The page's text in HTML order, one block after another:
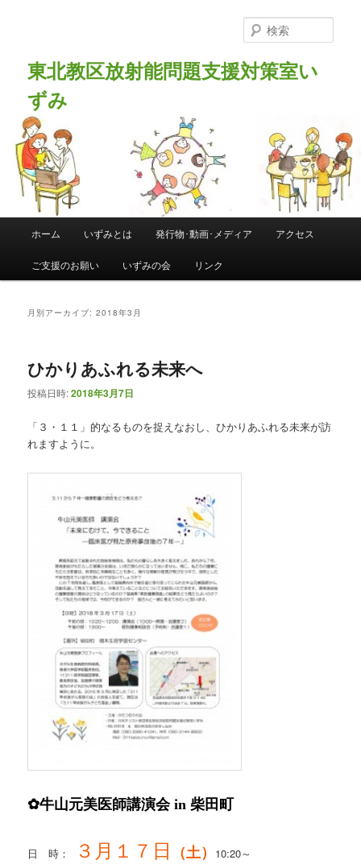
東北教区放射能問題支援対策室い
ずみ
索
メ
ホーム いずみとは 発行物･動画･メディア アクセス
ご支援のお願い いずみの会 リンク
月別アーカイブ:2018年3月
ひかりあふれる未来へ
投稿日時:2018年3月7日
「３・１１」的なるものを捉えなおし、ひかりあふれる未来が訪
れますように。
✿牛山元美医師講演会 in 柴田町
日 時： ３月１７日 （土）
10:20～